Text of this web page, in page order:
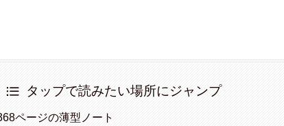
タップで読みたい場所にジャンプ
ページの薄型ノート